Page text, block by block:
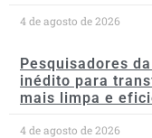
4 de agosto de 2026
Pesquisadores
inédito para
mais limpa e
4 de agosto de 2026